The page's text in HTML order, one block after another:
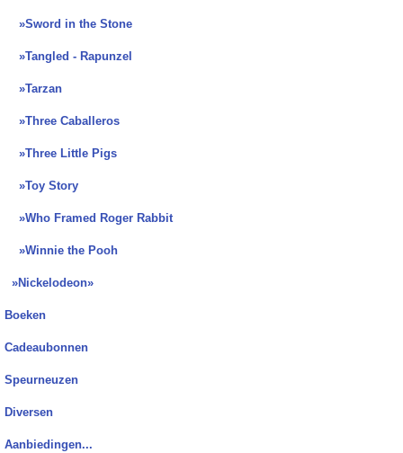
»Sword in the Stone
»Tangled - Rapunzel
»Tarzan
»Three Caballeros
»Three Little Pigs
»Toy Story
»Who Framed Roger Rabbit
»Winnie the Pooh
»Nickelodeon»
Boeken
Cadeaubonnen
Speurneuzen
Diversen
Aanbiedingen...